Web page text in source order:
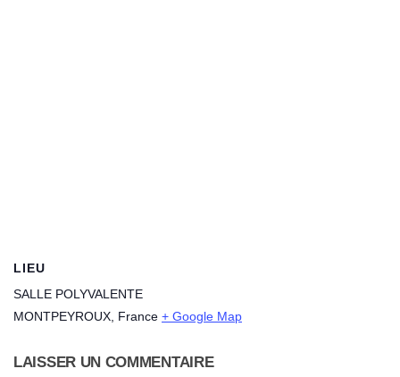
LIEU
SALLE POLYVALENTE
MONTPEYROUX France + Google Map
LAISSER UN COMMENTAIRE